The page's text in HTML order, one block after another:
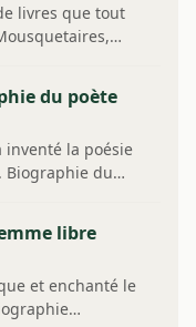
livres que tout
du poète
inventé la poésie
Biographie du…
libre
et enchanté le